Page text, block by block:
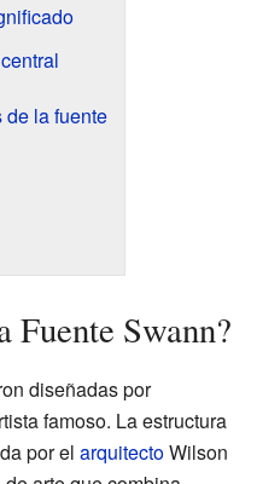
la fuente
Fuente Swann?
diseñadas por
famoso. La estructura
por el arquitectoWilson